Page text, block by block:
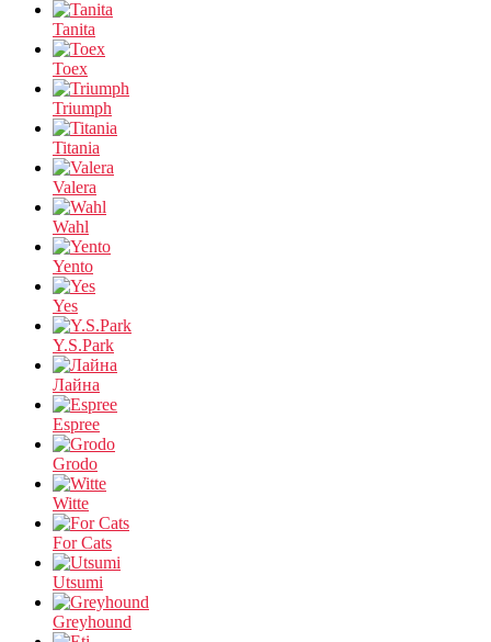
Tanita
Toex
Triumph
Titania
Valera
Wahl
Yento
Yes
Y.S.Park
Лайна
Espree
Grodo
Witte
For Cats
Utsumi
Greyhound